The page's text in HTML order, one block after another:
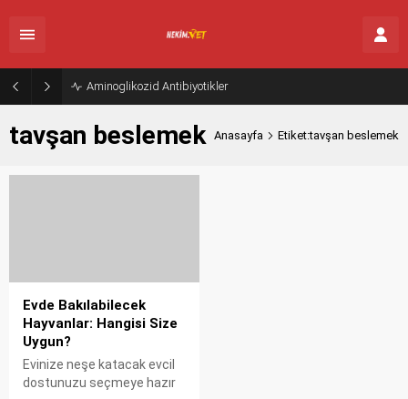
Aminoglikozid Antibiyotikler
tavşan beslemek Anasayfa Etiket:tavşan beslemek
Evde Bakılabilecek
Hayvanlar: Hangisi Size
Uygun?
Evinize neşe katacak evcil
dostunuzu seçmeye hazır